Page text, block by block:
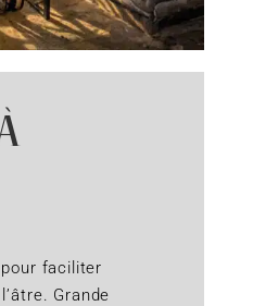
faciliter
Grande